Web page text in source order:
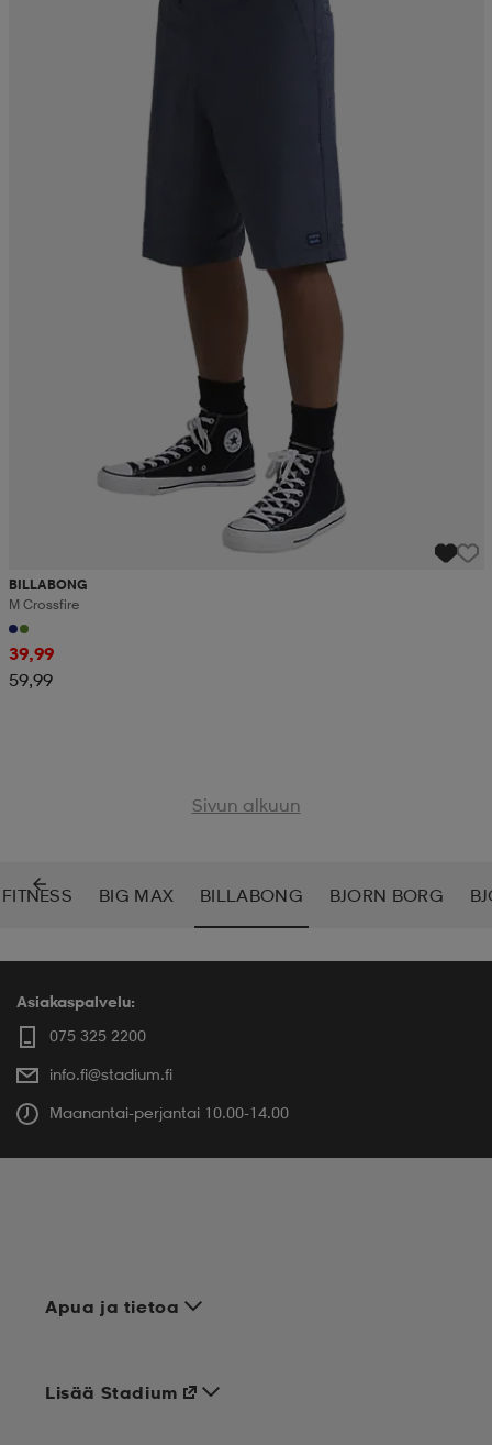
BILLABONG
M Crossfire
39,99
59,99
Sivun alkuun
BIG MAX BILLABONG BJORN BORG
Asiakaspalvelu:
075 325 2200
info.fi@stadium.fi
Maanantai-perjantai 10.00-14.00
Apua ja tietoa
Lisää Stadium